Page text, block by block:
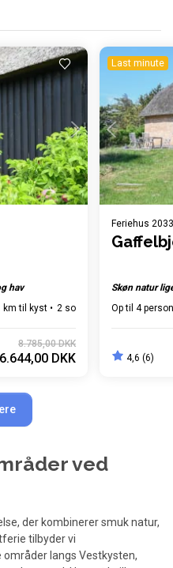
hav
km til kyst 2 soverum Gratis Wi-Fi
8.785,00 DKK
6.644,00 DKK
Last minute
Feriehus
Skøn natur
Op til 4
4,6 (6)
ved
der kombinerer smuk natur,
tilbyder vi
langs Vestkysten,